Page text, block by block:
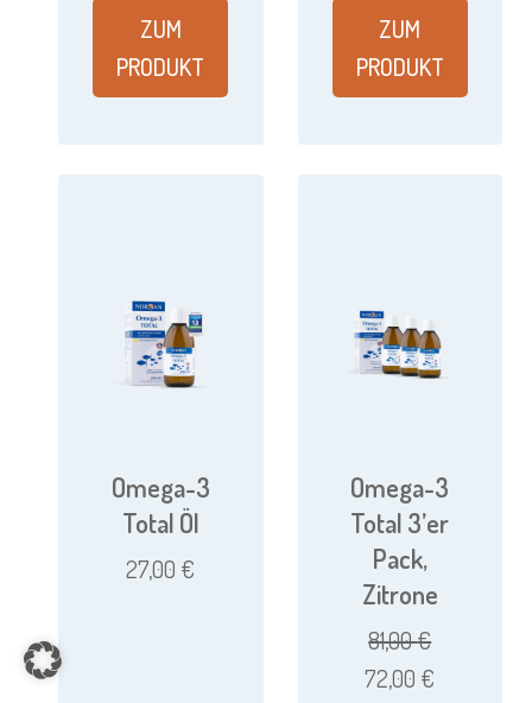
ZUM
PRODUKT
war:
87,00 €78,00 €.
ZUM
PRODUKT
Omega-3
Total Öl
27,00 €
Omega-3
Total 3’er
Pack,
Zitrone
81,00€
Ursprünglicher
72,00 €
0 items -
CHECKOUT